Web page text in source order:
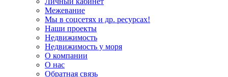
Межевание
Мы в соцсетях и др. ресурсах!
Наши проекты
Недвижимость
Недвижимость у моря
О компании
О нас
Обратная связь